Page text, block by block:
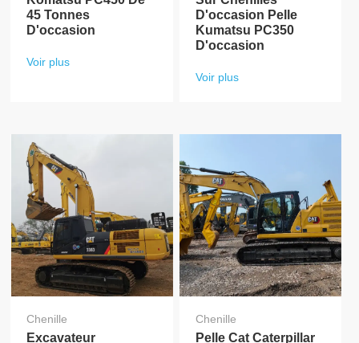
45 Tonnes
D'occasion
Voir plus
D'occasion Pelle
Kumatsu PC350
D'occasion
Voir plus
Chenille
Excavateur
Chenille
Pelle Cat Caterpillar